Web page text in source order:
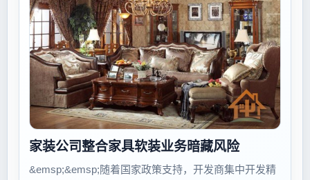
家装公司整合家具软装业务暗藏风险
&emsp;&emsp;随着国家政策支持，开发商集中开发精